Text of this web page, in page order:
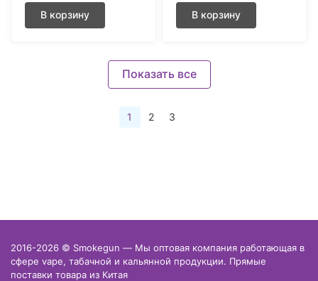
В корзину В корзину
Показать все
1 2 3
2016-2026 © Smokegun — Мы оптовая компания работающая в
сфере vape, табачной и кальянной продукции. Прямые
поставки товара из Китая